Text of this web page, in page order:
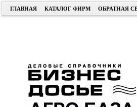
ГЛАВНАЯ КАТАЛОГ ФИРМ ОБРАТНАЯ